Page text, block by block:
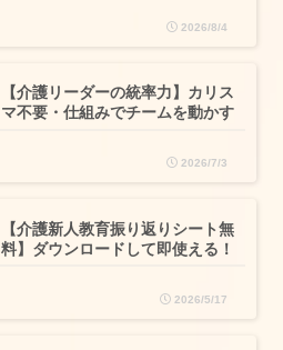
2026/8/4
【介護リーダーの統率力】カリス
マ不要・仕組みでチームを動かす
2026/7/3
【介護新人教育振り返りシート無
料】ダウンロードして即使える！
2026/5/17